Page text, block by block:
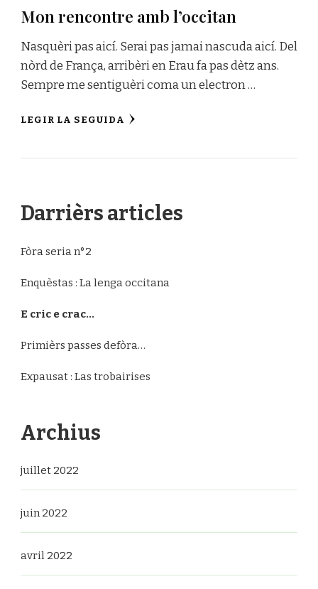
Mon rencontre amb l’occitan
Nasquèri pas aicí. Serai pas jamai nascuda aicí. Del
nòrd de França, arribèri en Erau fa pas dètz ans.
Sempre me sentiguèri coma un electron …
LEGIR LA SEGUIDA
Darrièrs articles
Fòra seria n°2
Enquèstas : La lenga occitana
E cric e crac…
Primièrs passes defòra…
Expausat : Las trobairises
Archius
juillet 2022
juin 2022
avril 2022